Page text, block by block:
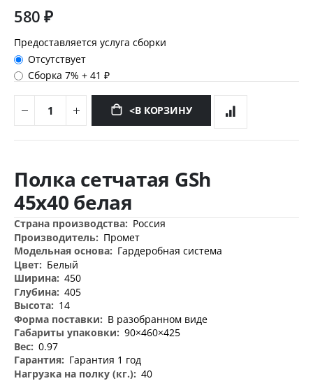
580 ₽
Предоставляется услуга сборки
Отсутствует
Сборка 7%+41 ₽
<В КОРЗИНУ
к
началу
изображений
Полка сетчатая GSh
45х40 белая
Дополнительная
информация
Россия
Промет
Гардеробная система
Белый
450
405
14
В разобранном виде
90×460×425
0.97
Гарантия 1 год
40